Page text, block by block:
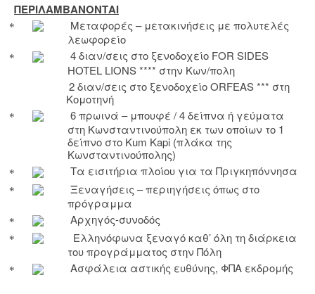
ΠΕΡΙΛΑΜΒΑΝΟΝΤΑΙ
Μεταφορές – μετακινήσεις με πολυτελές
λεωφορείο
4 διαν/σεις στο ξενοδοχείο FOR SIDES
HOTEL LIONS**** στην Κων/πολη
2 διαν/σεις στο ξενοδοχείοORFEAS*** στη
Κομοτηνή
6 πρωινά – μπουφέ / 4 δείπνα ή γεύματα
στη Κωνσταντινούπολη εκ των οποίων το 1
δείπνο στo Kum Kapi(πλάκα της
Κωνσταντινούπολης)
Τα εισιτήρια πλοίου για τα Πριγκηπόννησα
Ξεναγήσεις – περιηγήσεις όπως στο
πρόγραμμα
Αρχηγός-συνοδός
Ελληνόφωνα ξεναγό καθ’ όλη τη διάρκεια
του προγράμματος στην Πόλη
Ασφάλεια αστικής ευθύνης, ΦΠΑ εκδρομής